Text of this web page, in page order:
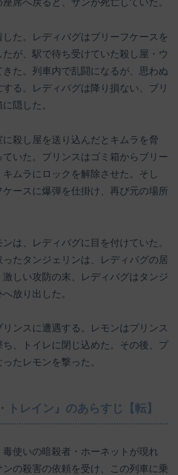
席へ戻ると、サンが死亡していた。
た。レディバグはブリーフケースを
が、駅で待ち受けていた殺し屋・ウ
た。列車内で乱闘になるが、思わぬ
る。レディバグは降り損ない、ブリ
隠した。
殺し屋を送り込んだとキムラを脅
ていた。プリンスはゴミ箱からブリー
ムラにロックを解除させた。そし
ースに爆弾を仕掛け、再び元の場所
は、レディバグに目を付けていた。
たタンジェリンは、レディバグの居
しい攻防の末、レディバグはタンジ
放り出した。
ンスに遭遇する。レモンはプリンス
、トイレに閉じ込めた。その後、プ
たレモンを撃った。
トレイン』のあらすじ【転】
使いの暗殺者・ホーネットが現れ
の殺害の依頼を受け、この列車に乗